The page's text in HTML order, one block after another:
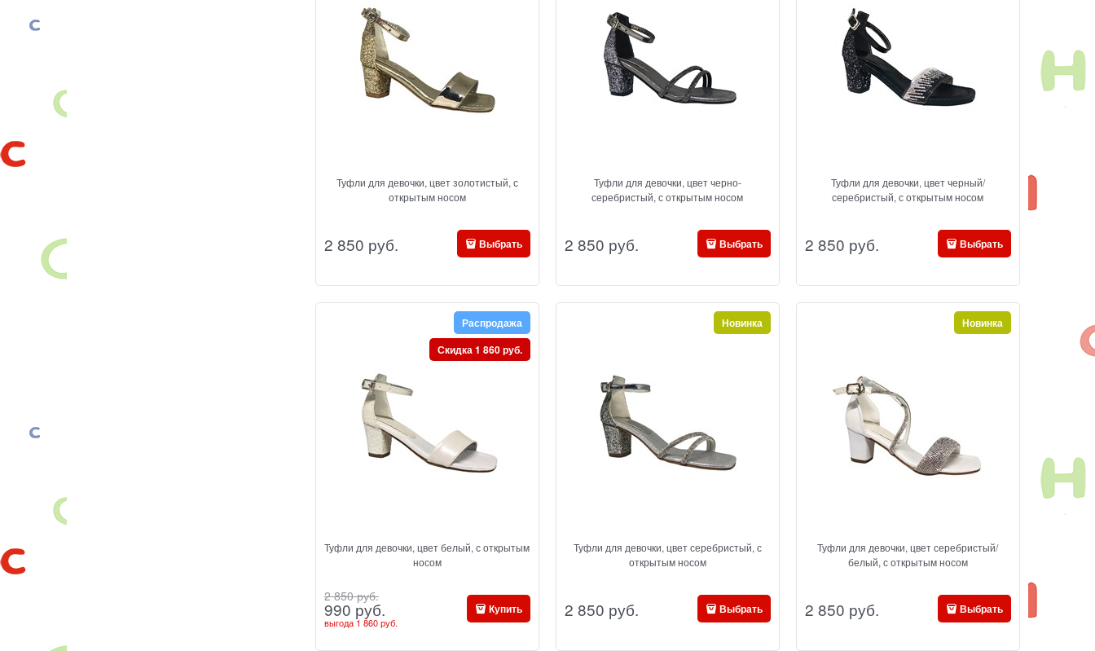
Туфли для девочки, цвет золотистый, с
открытым носом
2 850 руб. Выбрать
Туфли для девочки, цвет черно-
серебристый, с открытым носом
2 850 руб. Выбрать
Туфли для девочки, цвет черный/
серебристый, с открытым носом
2 850 руб. Выбрать
Туфли для девочки, цвет белый, с открытым
носом
Распродажа
Скидка 1 860 руб.
2 850 руб.
990 руб.
выгода1 860 руб.
Купить
Туфли для девочки, цвет серебристый, с
открытым носом
Новинка
2 850 руб. Выбрать
Туфли для девочки, цвет серебристый/
белый, с открытым носом
Новинка
2 850 руб. Выбрать